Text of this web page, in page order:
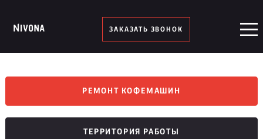
ЗАКАЗАТЬ ЗВОНОК
РЕМОНТ КОФЕМАШИН
ТЕРРИТОРИЯ РАБОТЫ